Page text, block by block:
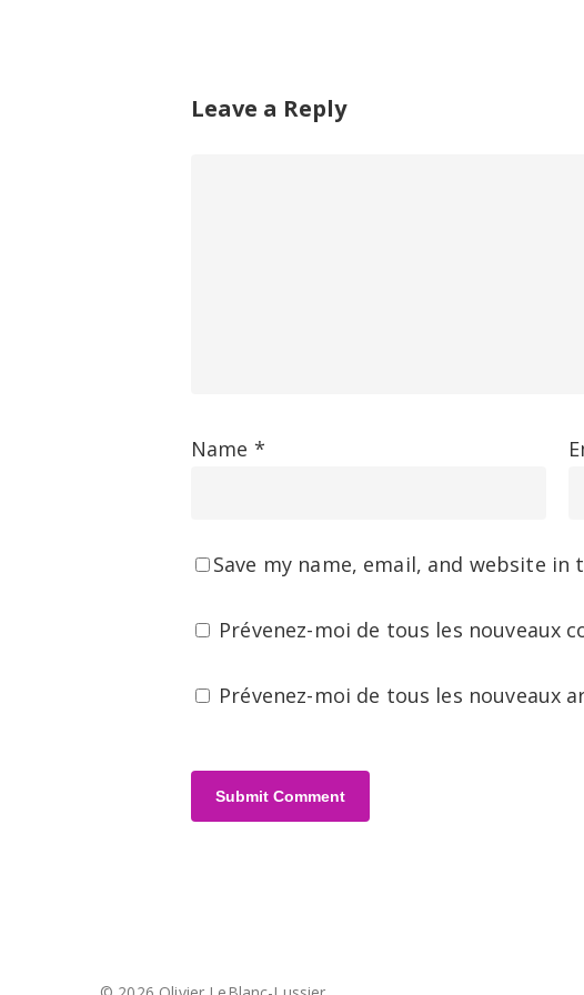
Leave a Reply
Name *
Save my name, email, and website
Prévenez-moi de tous les nouveaux
Prévenez-moi de tous les nouveaux